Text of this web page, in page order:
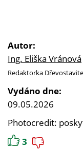
Autor:
Ing. Eliška Vránová
Redaktorka
Vydáno dne:
09.05.2026
Photocredit:
3